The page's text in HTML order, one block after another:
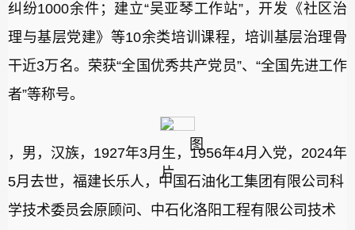
纠纷1000余件；建立“吴亚琴工作站”，开发《社区治
理与基层党建》等10余类培训课程，培训基层治理骨
干近3万名。荣获“全国优秀共产党员”、“全国先进工作
者”等称号。
，男，汉族，1927年3月生，1956年4月入党，2024年
5月去世，福建长乐人，中国石油化工集团有限公司科
学技术委员会原顾问、中石化洛阳工程有限公司技术